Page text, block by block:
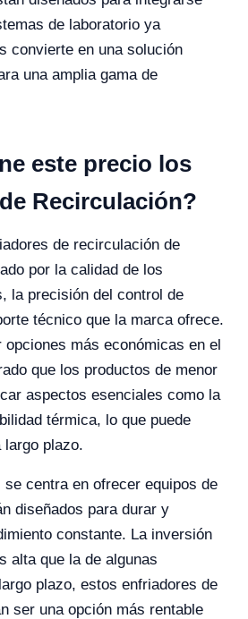
de laboratorio ya
convierte en una solución
una amplia gama de
este precio los
Recirculación?
de recirculación de
por la calidad de los
la precisión del control de
técnico que la marca ofrece.
opciones más económicas en el
que los productos de menor
aspectos esenciales como la
térmica, lo que puede
largo plazo.
centra en ofrecer equipos de
diseñados para durar y
constante. La inversión
alta que la de algunas
plazo, estos enfriadores de
ser una opción más rentable